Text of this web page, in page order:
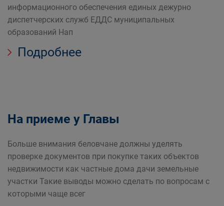
информационного обеспечения единых дежурно
диспетчерских служб ЕДДС муниципальных
образований Нап
Подробнее
На приеме у Главы
Больше внимания беловчане должны уделять
проверке документов при покупке таких объектов
недвижимости как частные дома дачи земельные
участки Такие выводы можно сделать по вопросам с
которыми чаще всег